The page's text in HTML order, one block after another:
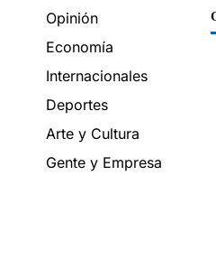
Opinión
Economía
Internacionales
Deportes
Arte y Cultura
Gente y Empresa